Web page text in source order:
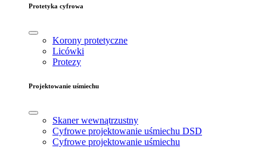
Protetyka cyfrowa
Korony protetyczne
Licówki
Protezy
Projektowanie uśmiechu
Skaner wewnątrzustny
Cyfrowe projektowanie uśmiechu DSD
Cyfrowe projektowanie uśmiechu